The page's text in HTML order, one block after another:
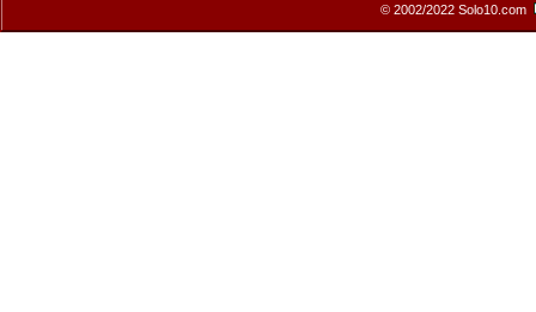
© 2002/2022 Solo10.com